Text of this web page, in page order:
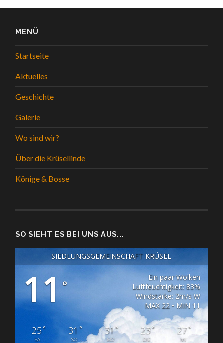
MENÜ
Startseite
Aktuelles
Geschichte
Galerie
Wo sind wir?
Über die Krüsellinde
Könige & Bosse
SO SIEHT ES BEI UNS AUS...
SIEDLUNGSGEMEINSCHAFT KRÜSEL
11°
Ein paar Wolken
Luftfeuchtigkeit: 83%
Windstärke: 2m/s W
MAX 22 • MIN 11
25°
SA
31 °
SO
31°
MO
23°
DIE
27°
MI